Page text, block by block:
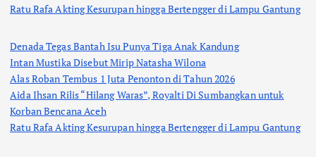
Ratu Rafa Akting Kesurupan hingga Bertengger di Lampu Gantung
Denada Tegas Bantah Isu Punya Tiga Anak Kandung
Intan Mustika Disebut Mirip Natasha Wilona
Alas Roban Tembus 1 Juta Penonton di Tahun 2026
Aida Ihsan Rilis “Hilang Waras”, Royalti Di Sumbangkan untuk
Korban Bencana Aceh
Ratu Rafa Akting Kesurupan hingga Bertengger di Lampu Gantung